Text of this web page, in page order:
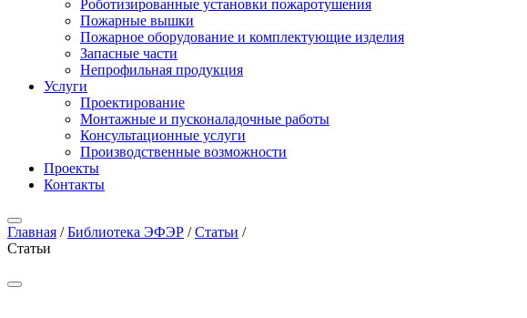
Роботизированные установки пожаротушения
Пожарные вышки
Пожарное оборудование и комплектующие изделия
Запасные части
Непрофильная продукция
Услуги
Проектирование
Монтажные и пусконаладочные работы
Консультационные услуги
Производственные возможности
Проекты
Контакты
Главная /Библиотека ЭФЭР /Статьи /
Статьи